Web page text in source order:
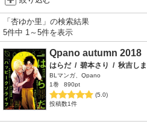
「杏ゆか里」の検索結果
5件中 1～5件を表示
Qpano autumn 2018
はらだ / 碧本さり / 秋吉しま
BLマンガ、Qpano
1巻
890pt
(5.0)
投稿数1件